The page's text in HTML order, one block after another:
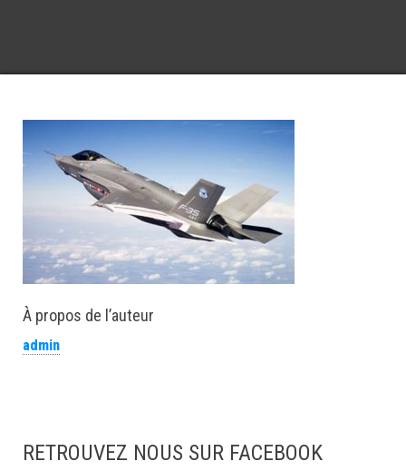
À propos de l’auteur
admin
RETROUVEZ NOUS SUR FACEBOOK